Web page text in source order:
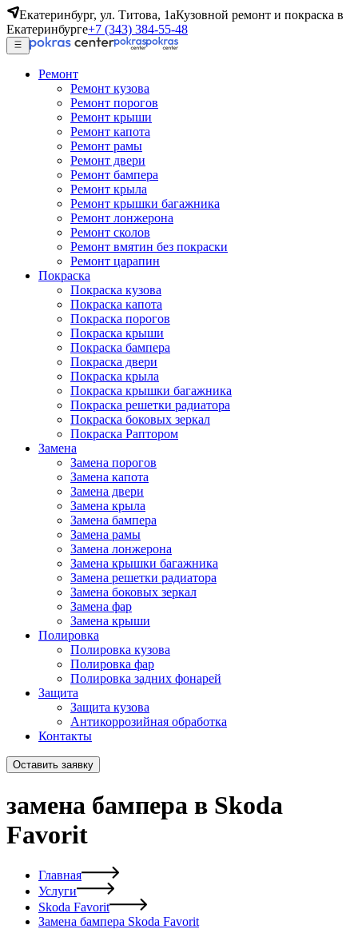
Екатеринбург, ул. Титова, 1аКузовной ремонт и покраска в
Екатеринбурге+7 (343) 384-55-48
Ремонт
Ремонт кузова
Ремонт порогов
Ремонт крыши
Ремонт капота
Ремонт рамы
Ремонт двери
Ремонт бампера
Ремонт крыла
Ремонт крышки багажника
Ремонт лонжерона
Ремонт сколов
Ремонт вмятин без покраски
Ремонт царапин
Покраска
Покраска кузова
Покраска капота
Покраска порогов
Покраска крыши
Покраска бампера
Покраска двери
Покраска крыла
Покраска крышки багажника
Покраска решетки радиатора
Покраска боковых зеркал
Покраска Раптором
Замена
Замена порогов
Замена капота
Замена двери
Замена крыла
Замена бампера
Замена рамы
Замена лонжерона
Замена крышки багажника
Замена решетки радиатора
Замена боковых зеркал
Замена фар
Замена крыши
Полировка
Полировка кузова
Полировка фар
Полировка задних фонарей
Защита
Защита кузова
Антикоррозийная обработка
Контакты
Оставить заявку
замена бампера в Skoda
Favorit
Главная
Услуги
Skoda Favorit
Замена бампера Skoda Favorit